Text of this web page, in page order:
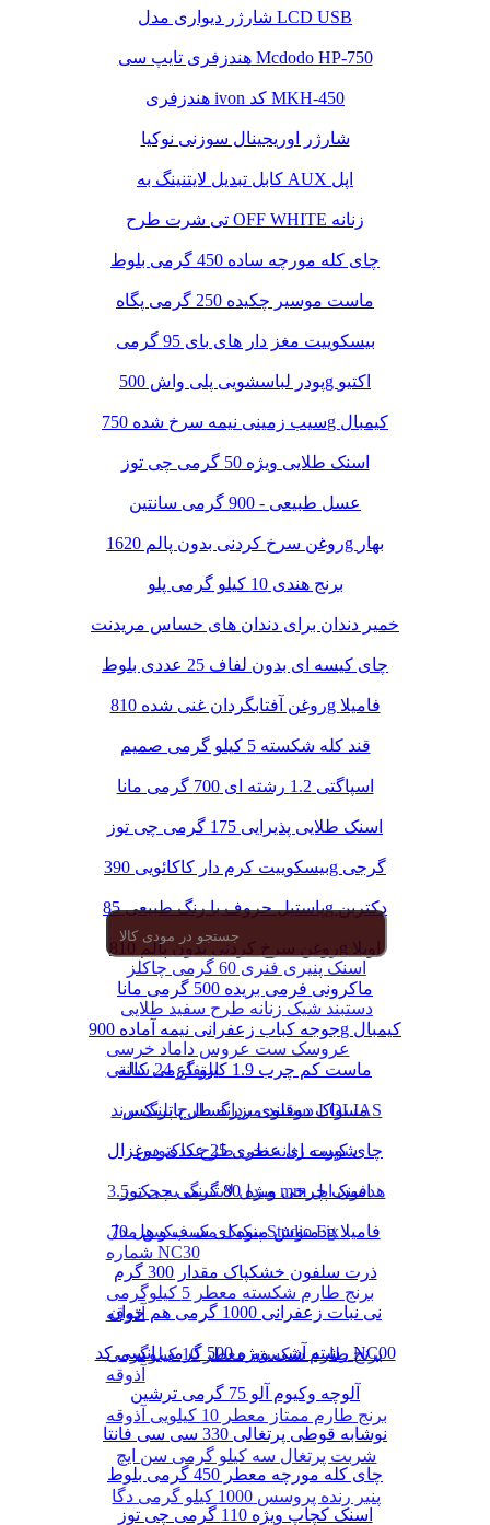
اسنک پنیری فنری 60 گرمی چاکلز
دستبند شیک زنانه طرح سفید طلایی
عروسک ست عروس داماد خرسی
ارتفاع 24 سانتی
دستبند مردانه طرح پلنگ برند LOLIAS
شورت زنانه نخی طرح کاکتوس
مبدل لایتنینگ به جک 3.5 mm هدفون اپل
پنکیک مک فیکس مدل Studio Fix
شماره NC30
برنج طارم شکسته معطر 5 کیلوگرمی
آذوقه
برنج طارم شکسته معطر 10 کیلوگرمی
آذوقه
برنج طارم ممتاز معطر 10 کیلویی آذوقه
شربت پرتغال سه کیلو گرمی سن ایچ
پنیر رنده پروسس 1000 کیلو گرمی دگا
شارژر دیواری مدل LCD USB
هندزفری تایپ سی Mcdodo HP-750
هندزفری ivon کد MKH-450
شارژر اوریجینال سوزنی نوکیا
کابل تبدیل لایتنینگ به AUX اپل
تی شرت طرح OFF WHITE زنانه
چای کله مورچه ساده 450 گرمی بلوط
ماست موسیر چکیده 250 گرمی پگاه
بیسکوییت مغز دار های بای 95 گرمی
پودر لباسشویی پلی واش 500g اکتیو
سیب زمینی نیمه سرخ شده 750g کیمبال
اسنک طلایی ویژه 50 گرمی چی توز
عسل طبیعی - 900 گرمی سانتین
روغن سرخ کردنی بدون پالم 1620g بهار
برنج هندی 10 کیلو گرمی پلو
خمیر دندان برای دندان های حساس مریدنت
چای کیسه ای بدون لفاف 25 عددی بلوط
روغن آفتابگردان غنی شده 810g فامیلا
قند کله شکسته 5 کیلو گرمی صمیم
اسپاگتی 1.2 رشته ای 700 گرمی مانا
اسنک طلایی پذیرایی 175 گرمی چی توز
بیسکوییت کرم دار کاکائویی 390g گرجی
پاستیل حروف با رنگ طبیعی 85g دکتربن
روغن سرخ کردنی بدون پالم 810g اویلا
ماکرونی فرمی بریده 500 گرمی مانا
جوجه کباب زعفرانی نیمه آماده 900g کیمبال
ماست کم چرب 1.9 کیلو گرمی کاله
مسواک دوقلوی بزرگسال پاتریکس
چای کیسه ای عطری 25 عددی دوغزال
اسنک چرخی ویژه 80 گرمی چی توز
دمنوش میوه ای سیب و هل 70g فامیلا
ذرت سلفون خشکپاک مقدار 300 گرم
نی نبات زعفرانی 1000 گرمی هم خوان
رشته آشی ویژه 500 گرمی انسی کد NC00
آلوچه وکیوم آلو 75 گرمی ترشین
نوشابه قوطی پرتغالی 330 سی سی فانتا
چای کله مورچه معطر 450 گرمی بلوط
اسنک کچاپ ویژه 110 گرمی چی توز